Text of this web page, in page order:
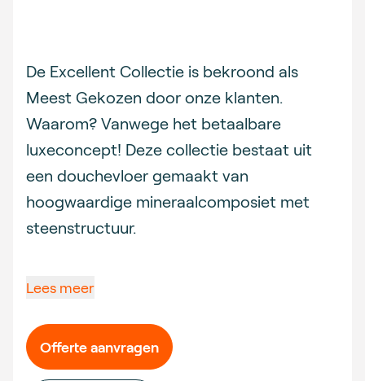
Description
De Excellent Collectie is bekroond als
Meest Gekozen door onze klanten.
Waarom? Vanwege het betaalbare
luxeconcept! Deze collectie bestaat uit
een douchevloer gemaakt van
hoogwaardige mineraalcomposiet met
steenstructuur.
Lees meer
Offerte aanvragen